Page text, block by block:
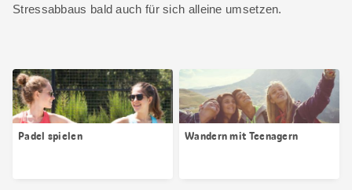
Stressabbaus bald auch für sich alleine umsetzen.
Padel spielen Wandern mit Teenagern